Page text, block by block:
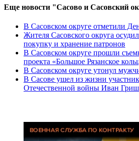
Еще новости "Сасово и Сасовский
В Сасовском округе отметили
Жителя Сасовского округа
покупку и хранение патронов
В Сасовском округе прошли
проекта «Большое Рязанское
В Сасовском округе утонул
В Сасове ушел из жизни
Отечественной войны Иван